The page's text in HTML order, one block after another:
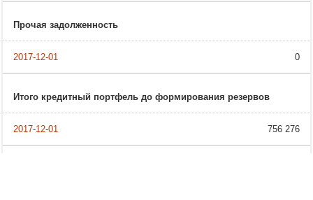
Прочая задолженность
0
Итого кредитный портфель до формирования резервов
756 276